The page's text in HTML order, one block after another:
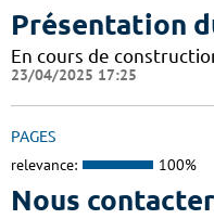
Présentation
En cours de
23/04/2025 17:25
PAGES
relevance: 100%
Nous contacter